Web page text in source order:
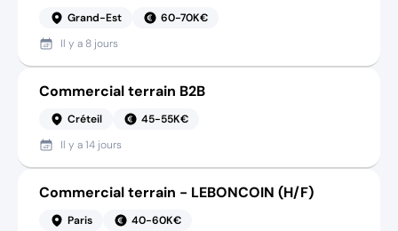
Grand-Est
60-70K€
Il y a 8 jours
Commercial terrain B2B
Créteil
45-55K€
Il y a14 jours
Commercial terrain - LEBONCOIN (H/F)
Paris
40-60K€